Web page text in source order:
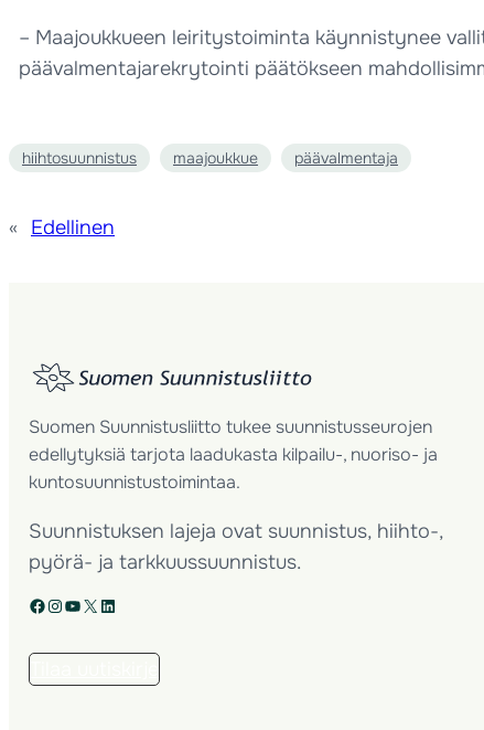
– Maajoukkueen leiritystoiminta käynnistynee
päävalmentajarekrytointi päätökseen
hiihtosuunnistus maajoukkue päävalmentaja
« Edellinen
Suomen Suunnistusliitto tukee suunnistusseurojen
edellytyksiä tarjota laadukasta kilpailu-, nuoriso- ja
kuntosuunnistustoimintaa.
Suunnistuksen lajeja ovat suunnistus, hiihto-,
pyörä- ja tarkkuussuunnistus.
Facebook Instagram YouTube X LinkedIn